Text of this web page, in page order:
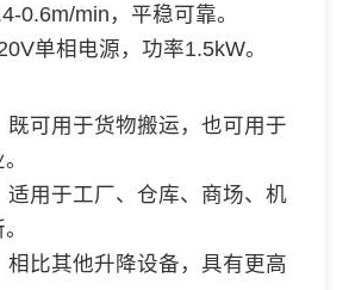
0.6m/min，平稳可靠。
单相电源，功率1.5kW。
既可用于货物搬运，也可用于
适用于工厂、仓库、商场、机
相比其他升降设备，具有更高